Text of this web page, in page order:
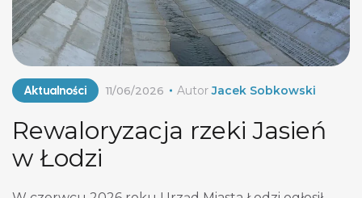
Aktualności AutorJacek Sobkowski
11/06/2026
Rewaloryzacja rzeki Jasień
w Łodzi